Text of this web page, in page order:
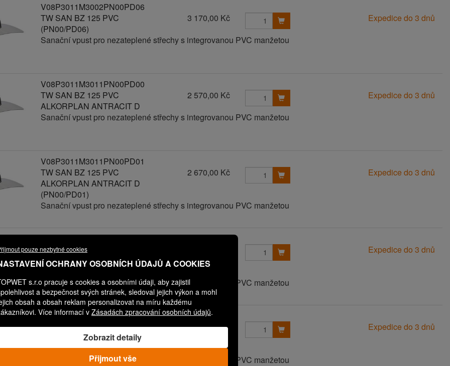
pouze nezbytné cookies
OCHRANY OSOBNÍCH ÚDAJŮ A COOKIES
s.r.o pracuje s cookies a osobními údaji, aby zajistil
a bezpečnost svých stránek, sledoval jejich výkon a mohl
obsah a obsah reklam personalizovat na míru každému
Více informací v Zásadách zpracování osobních údajů.
Zobrazit detaily
Přijmout vše
V08P3011M3002PN00PD06
TW SAN BZ 125 PVC
(PN00/PD06)
3 170,00 Kč
Expedice do 3 dnů
Sanační vpust pro nezateplené střechy s integrovanou PVC manžetou
V08P3011M3011PN00PD00
TW SAN BZ 125 PVC
ALKORPLAN ANTRACIT D
2 570,00 Kč
Expedice do 3 dnů
Sanační vpust pro nezateplené střechy s integrovanou PVC manžetou
V08P3011M3011PN00PD01
TW SAN BZ 125 PVC
ALKORPLAN ANTRACIT D
(PN00/PD01)
2 670,00 Kč Expedice do 3 dnů
Sanační vpust pro nezateplené střechy s integrovanou PVC manžetou
V08P3011M3011PN00PD02
TW SAN BZ 125 PVC
ALKORPLAN ANTRACIT D
Expedice do 3 dnů
Sanační vpust pro nezateplené střechy s integrovanou PVC manžetou
V08P3011M3011PN00PD03
TW SAN BZ 125 PVC
ALKORPLAN ANTRACIT D
(PN00/PD03)
2 870,00 Kč Expedice do 3 dnů
Sanační vpust pro nezateplené střechy s integrovanou PVC manžetou